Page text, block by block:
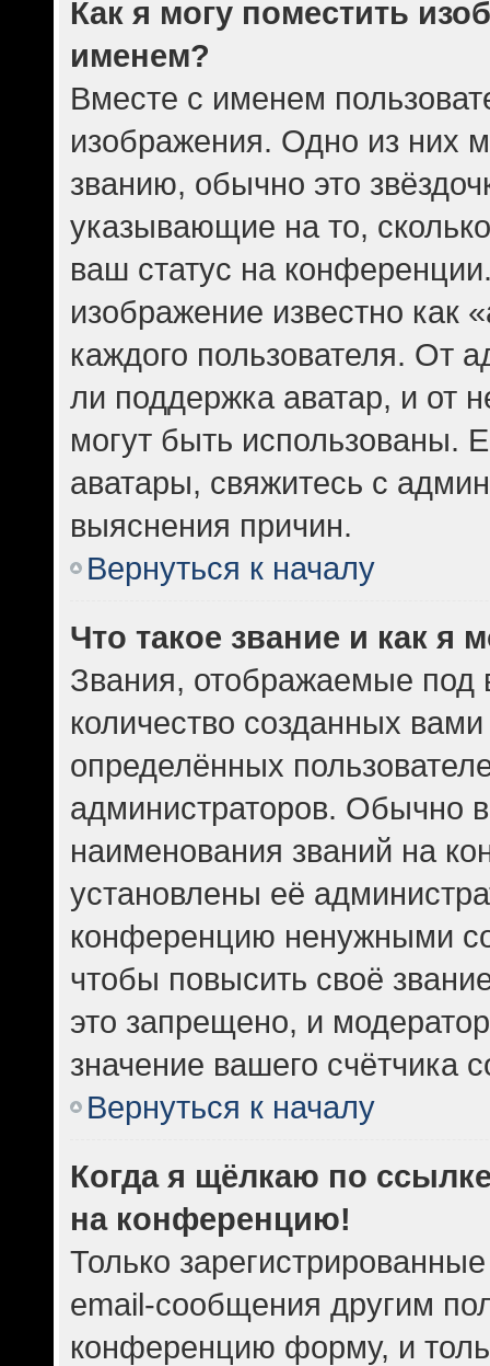
Как я могу поместить
именем?
Вместе с именем
изображения. Одно из них
званию, обычно это
указывающие на то,
ваш статус на
изображение известно как
каждого пользователя. От
ли поддержка аватар, и от
могут быть использованы.
аватары, свяжитесь с
выяснения причин.
Вернуться к началу
Что такое звание и как я
Звания, отображаемые
количество созданных
определённых
администраторов. Обычно
наименования званий на
установлены её
конференцию ненужными
чтобы повысить своё
это запрещено, и
значение вашего счётчика
Вернуться к началу
Когда я щёлкаю по
на конференцию!
Только
email-сообщения другим
конференцию форму, и